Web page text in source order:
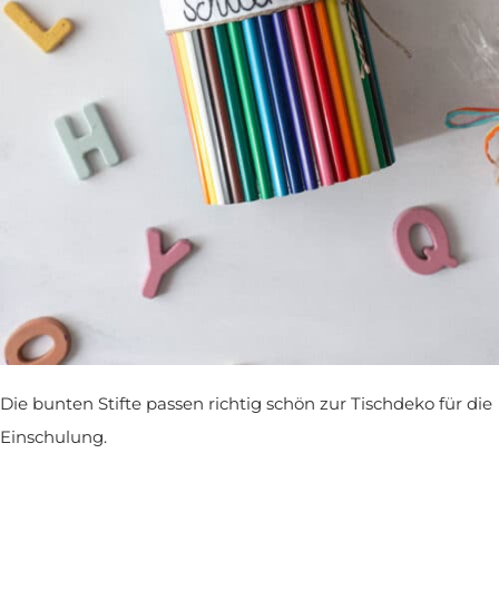
Die bunten Stifte passen richtig schön zur Tischdeko für die
Einschulung.